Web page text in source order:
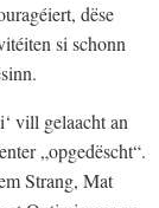
dëse
si schonn
vill gelaacht an
„opgedëscht“.
Strang, Mat